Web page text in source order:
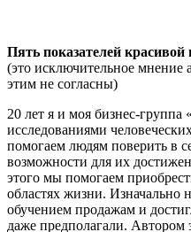
Пять показателей
(это исключительное мнение
этим не согласны)
20 лет я и моя бизнес-
исследованиями
помогаем людям поверить в
возможности для их
этого мы помогаем
областях жизни. Изначально
обучением продажам и
даже предполагали. Автором